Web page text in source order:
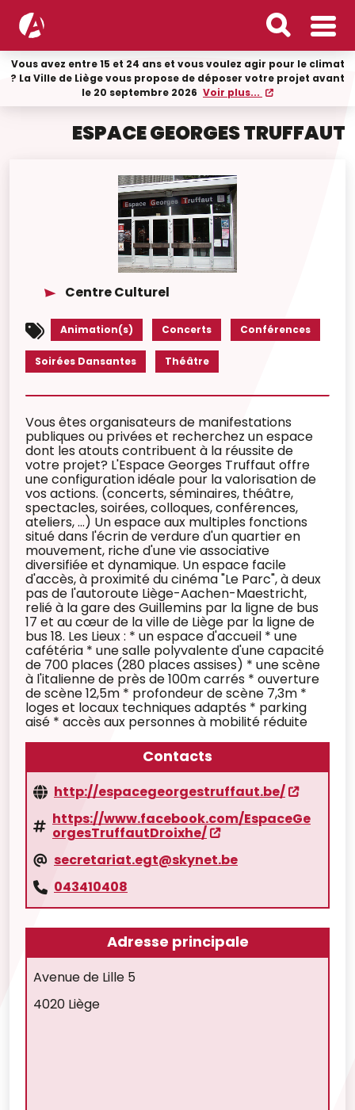
Vous avez entre 15 et 24 ans et vous voulez agir pour le climat
? La Ville de Liège vous propose de déposer votre projet avant
le 20 septembre 2026 Voir plus...
ESPACE GEORGES TRUFFAUT
Centre Culturel
Animation(s) Concerts Conférences
Soirées Dansantes Théâtre
Vous êtes organisateurs de manifestations
publiques ou privées et recherchez un espace
dont les atouts contribuent à la réussite de
votre projet? L'Espace Georges Truffaut offre
une configuration idéale pour la valorisation de
vos actions. (concerts, séminaires, théâtre,
spectacles, soirées, colloques, conférences,
ateliers, ...) Un espace aux multiples fonctions
situé dans l'écrin de verdure d'un quartier en
mouvement, riche d'une vie associative
diversifiée et dynamique. Un espace facile
d'accès, à proximité du cinéma "Le Parc", à deux
pas de l'autoroute Liège-Aachen-Maestricht,
relié à la gare des Guillemins par la ligne de bus
17 et au cœur de la ville de Liège par la ligne de
bus 18. Les Lieux : * un espace d'accueil * une
cafétéria * une salle polyvalente d'une capacité
de 700 places (280 places assises) * une scène
à l'italienne de près de 100m carrés * ouverture
de scène 12,5m * profondeur de scène 7,3m *
loges et locaux techniques adaptés * parking
aisé * accès aux personnes à mobilité réduite
Contacts
http://espacegeorgestruffaut.be/
https://www.facebook.com/EspaceGe
orgesTruffautDroixhe/
secretariat.egt@skynet.be
043410408
Adresse principale
Avenue de Lille 5
4020 Liège